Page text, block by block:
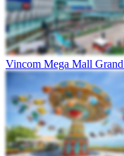
Vincom Mega Mall